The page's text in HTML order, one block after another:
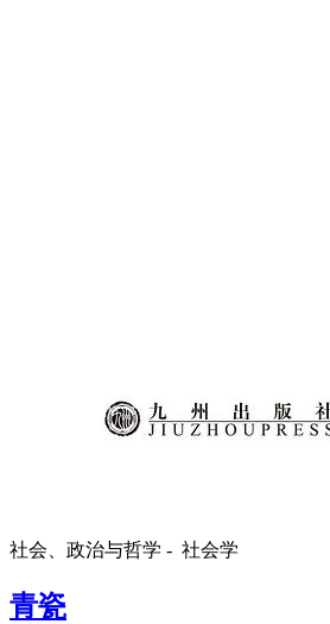
社会、政治与哲学 - 社会学
青瓷